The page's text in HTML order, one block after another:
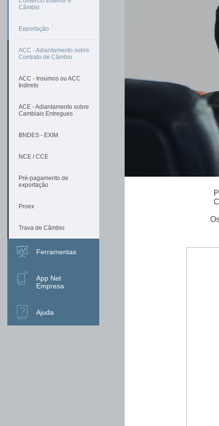
Câmbio
Exportação
ACC - Adiantamento sobre
Contrato de Câmbio
ACC - Insumos ou ACC
Indireto
ACE - Adiantamento sobre
Cambiais Entregues
BNDES - EXIM
NCE / CCE
Pré-pagamento de
exportação
Proex
Trava de Câmbio
Ferramentas
App Net
Empresa
Ajuda